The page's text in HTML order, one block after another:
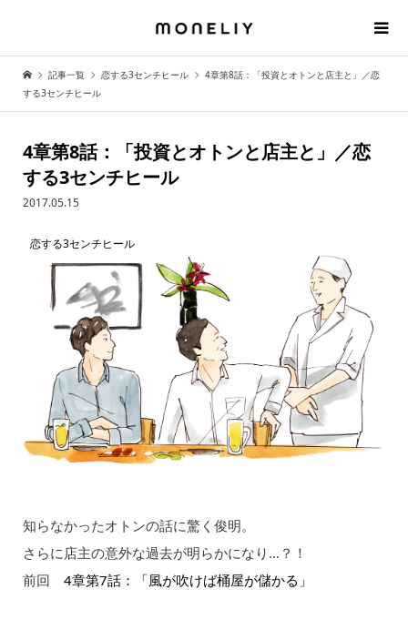
記事一覧 恋する3センチヒール
4章第8話：「投資とオトンと店主と」／恋
する3センチヒール
4章第8話：「投資とオトンと店主と」／恋
する3センチヒール
2017.05.15
恋する3センチヒール
知らなかったオトンの話に驚く俊明。
さらに店主の意外な過去が明らかになり…？！
前回 4章第7話：「風が吹けば桶屋が儲かる」